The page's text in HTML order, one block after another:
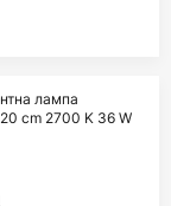
лампа
cm 2700 K 36 W